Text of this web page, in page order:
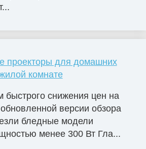
проекторы для домашних
комнате
быстрого снижения цен на
версии обзора
бледные модели
менее 300 Вт Гла...